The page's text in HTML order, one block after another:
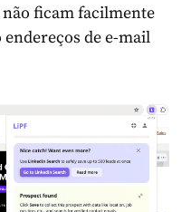
ficam facilmente
de e-mail